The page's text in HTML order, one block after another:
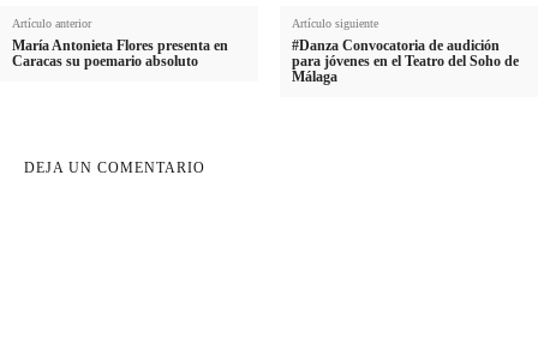
Artículo anterior
María Antonieta Flores presenta en
Caracas su poemario absoluto
Artículo siguiente
#Danza Convocatoria de audición
para jóvenes en el Teatro del Soho de
Málaga​
DEJA UN COMENTARIO